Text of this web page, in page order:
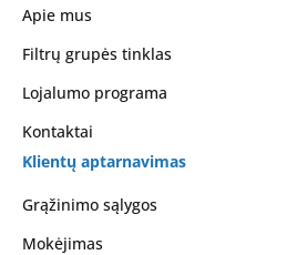
Apie mus
Filtrų grupės tinklas
Lojalumo programa
Kontaktai
Klientų aptarnavimas
Grąžinimo sąlygos
Mokėjimas